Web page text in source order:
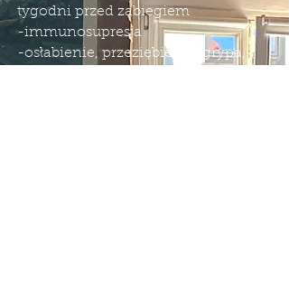
tygodni przed zabiegiem
-immunosupresja
-osłabienie, przeziębienie, grypa,